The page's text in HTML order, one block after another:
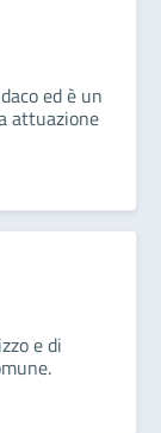
ed è un
attuazione
e di